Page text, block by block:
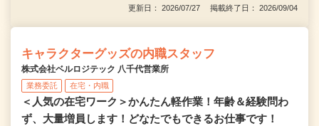
更新日： 2026/07/27 掲載終了日： 2026/09/04
キャラクターグッズの内職スタッフ
株式会社ベルロジテック 八千代営業所
業務委託 在宅・内職
＜人気の在宅ワーク＞かんたん軽作業！年齢＆経験問わ
ず、大量増員します！どなたでもできるお仕事です！